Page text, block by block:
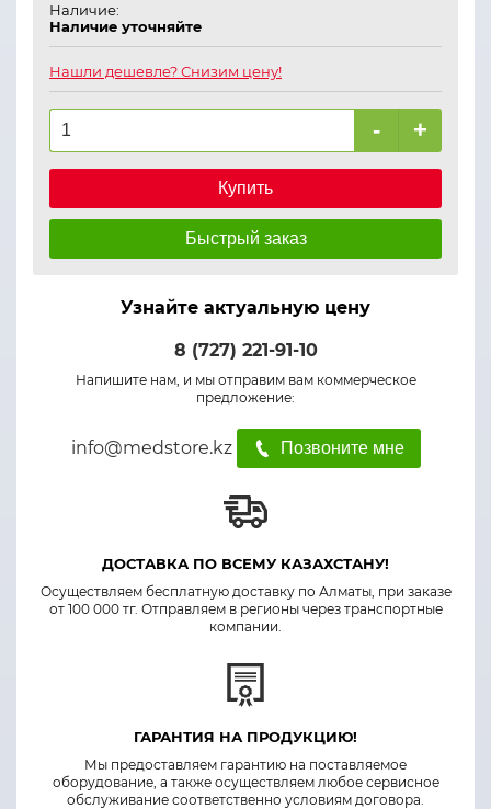
Наличие:
Наличие уточняйте
Нашли дешевле? Снизим цену!
- +
Купить
Быстрый заказ
Узнайте актуальную цену
8 (727) 221-91-10
Напишите нам, и мы отправим вам коммерческое
предложение:
info@medstore.kz Позвоните мне
ДОСТАВКА ПО ВСЕМУ КАЗАХСТАНУ!
Осуществляем бесплатную доставку по Алматы, при заказе
от 100 000 тг. Отправляем в регионы через транспортные
компании.
ГАРАНТИЯ НА ПРОДУКЦИЮ!
Мы предоставляем гарантию на поставляемое
оборудование, а также осуществляем любое сервисное
обслуживание соответственно условиям договора.